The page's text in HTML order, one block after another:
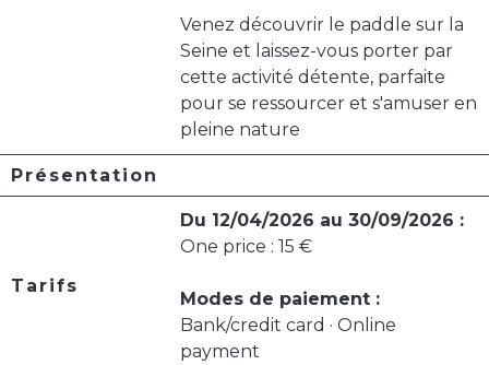
Venez découvrir le paddle sur la
Seine et laissez-vous porter par
cette activité détente, parfaite
pour se ressourcer et s'amuser en
pleine nature
Présentation
Tarifs
Du 12/04/2026 au 30/09/2026 :
One price : 15 €
Modes de paiement :
Bank/credit card · Online
payment